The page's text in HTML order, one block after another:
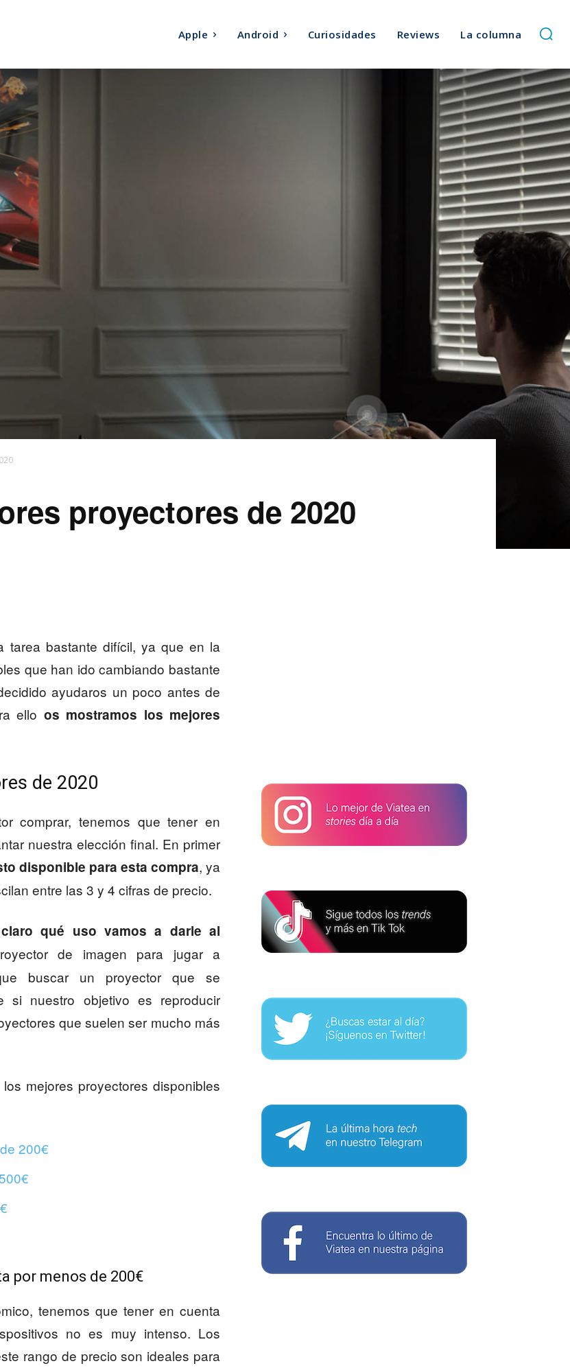
Apple Android Curiosidades Reviews La columna
proyectores de 2020
tarea bastante difícil, ya que en la
que han ido cambiando bastante
ayudaros un poco antes de
ello os mostramos los mejores
de 2020
comprar, tenemos que tener en
nuestra elección final. En primer
disponible para esta compra, ya
entre las 3 y 4 cifras de precio.
qué uso vamos a darle al
de imagen para jugar a
buscar un proyector que se
si nuestro objetivo es reproducir
que suelen ser mucho más
mejores proyectores disponibles
200€
por menos de 200€
tenemos que tener en cuenta
no es muy intenso. Los
rango de precio son ideales para